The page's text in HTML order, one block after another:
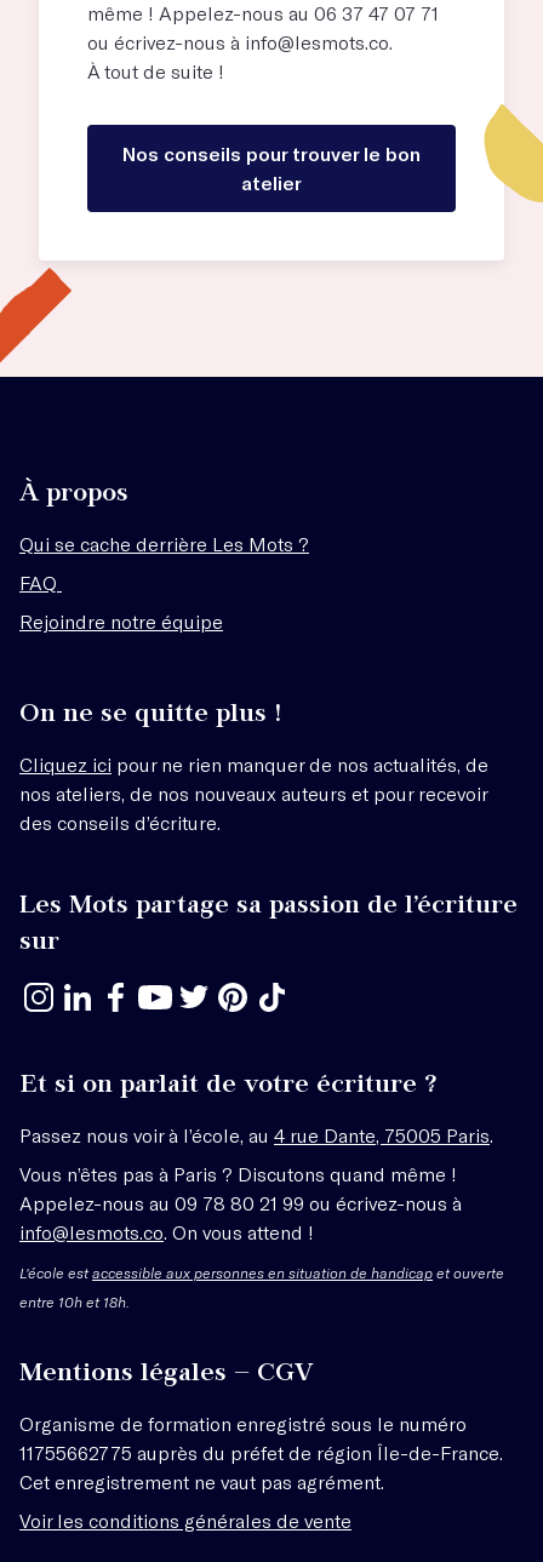
même ! Appelez-nous au 06 37 47 07 71
ou écrivez-nous à info@lesmots.co.
À tout de suite !
Nos conseils pour trouver le bon
atelier
À propos
Qui se cache derrière Les Mots ?
FAQ
Rejoindre notre équipe
On ne se quitte plus !
Cliquez ici pour ne rien manquer de nos actualités, de
nos ateliers, de nos nouveaux auteurs et pour recevoir
des conseils d’écriture.
Les Mots partage sa passion de l’écriture
sur
Et si on parlait de votre écriture ?
Passez nous voir à l’école, au 4 rue Dante, 75005 Paris.
Vous n’êtes pas à Paris ? Discutons quand même !
Appelez-nous au 09 78 80 21 99 ou écrivez-nous à
info@lesmots.co. On vous attend !
L'école estaccessible aux personnes en situation de handicap et ouverte
entre 10h et 18h.
Mentions légales – CGV
Organisme de formation enregistré sous le numéro
11755662775 auprès du préfet de région Île-de-France.
Cet enregistrement ne vaut pas agrément.
Voir les conditions générales de vente